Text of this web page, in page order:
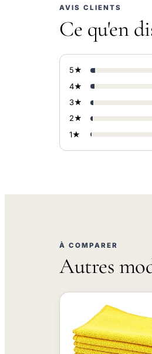
AVIS CLIENTS
Ce qu'en
5★
4★
3★
2★
1★
À COMPARER
Autres